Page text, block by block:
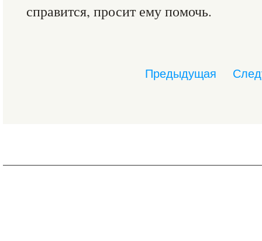
справится, просит ему помочь.
Предыдущая